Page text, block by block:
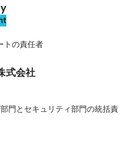
トの責任者
会社
門とセキュリティ部門の統括責